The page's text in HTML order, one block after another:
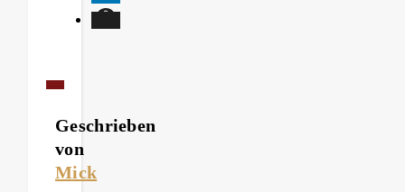
Geschrieben
von
Mick